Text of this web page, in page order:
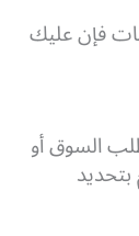
فإن عليك
السوق أو